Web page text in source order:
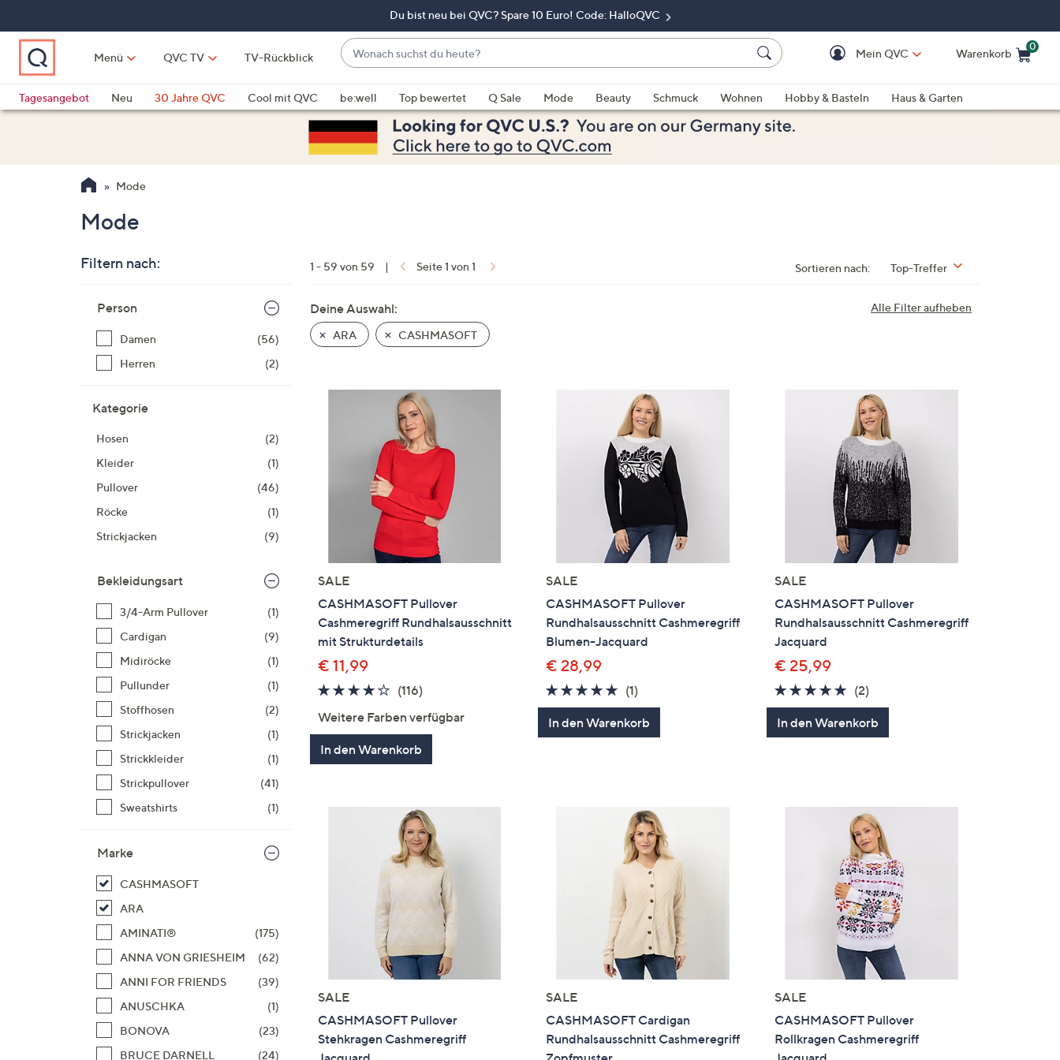
springen
Du bist neu bei QVC? Spare 10 Euro! Code: HalloQVC
Menü QVC TV TV-Rückblick
Wonach
suchst
du
heute?
Vorschläge
verfügbar
sind,
verwenden
und
unten
oder
wischen
rechts,
anzuzeigen.
Mein QVC Warenkorb
0
Tagesangebot
Neu 30 Jahre QVC Cool mit QVC be:well Top bewertet Q Sale Mode Beauty Schmuck Wohnen Hobby & Basteln
Haus & Garten
Mode
Mode
Filtern nach:
Produktliste
Person
Damen
(56)
Herren
(2)
Kategorie
Hosen
(2)
Kleider
(1)
Pullover
(46)
Röcke
(1)
Strickjacken
(9)
Bekleidungsart
3/4-Arm Pullover
(1)
Cardigan
(9)
Midiröcke
(1)
Pullunder
(1)
Stoffhosen
(2)
Strickjacken
(1)
Strickkleider
(1)
Strickpullover
(41)
Sweatshirts
(1)
Marke
CASHMASOFT
ARA
AMINATI®
(175)
ANNA VON GRIESHEIM
(62)
ANNI FOR FRIENDS
(39)
ANUSCHKA
(1)
BONOVA
(23)
BRUCE DARNELL
(24)
1 - 59 von 59 | Seite 1 von 1 Sortieren nach: Top-Treffer
Alle Filter aufheben
Deine Auswahl:
ARA CASHMASOFT
SALE
CASHMASOFT Pullover
Cashmeregriff Rundhalsausschnitt
mit Strukturdetails
€ 11,99
4.0
5
(116)116
Weitere Farben verfügbar
In den Warenkorb
SALE
CASHMASOFT Pullover
Rundhalsausschnitt Cashmeregriff
Blumen-Jacquard
€ 28,99
5.0
von
5
(1)
Bewertungen
In den Warenkorb
SALE
CASHMASOFT Pullover
Rundhalsausschnitt Cashmeregriff
Jacquard
€ 25,99
5.0
von
5
(2)
Bewertungen
In den Warenkorb
SALE
CASHMASOFT Pullover
Stehkragen Cashmeregriff
SALE
CASHMASOFT Cardigan
Rundhalsausschnitt Cashmeregriff
SALE
CASHMASOFT Pullover
Rollkragen Cashmeregriff